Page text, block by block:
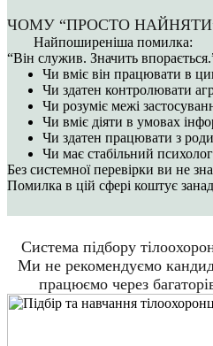
ЧОМУ “ПРОСТО
Найпоширеніша помилка:
“Він служив. Значить
Чи вміє він працювати в
Чи здатен контролювати
Чи розуміє межі
Чи вміє діяти в умовах
Чи здатен працювати з
Чи має стабільний
Без системної перевірки ви не
Помилка в цій сфері коштує
Система підбору
Ми не рекомендуємо
працюємо через